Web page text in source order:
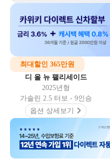
최대할인 365만원
디 올 뉴 팰리세이드
2025년형
가솔린 2.5 터보 - 9인승
옵션 상세보기